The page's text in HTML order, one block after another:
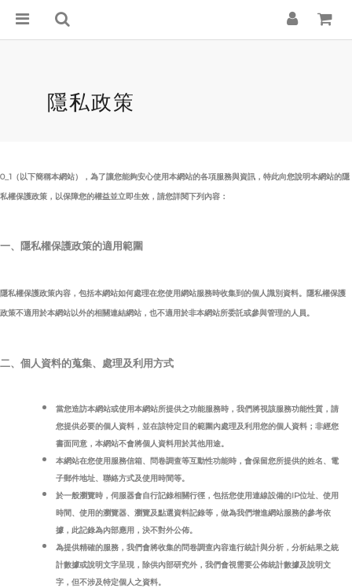
隱私政策
0_1（以下簡稱本網站），為了讓您能夠安心使用本網站的各項服務與資訊，特此向您說明本網站的隱
私權保護政策，以保障您的權益並立即生效，請您詳閱下列內容：
一、隱私權保護政策的適用範圍
隱私權保護政策內容，包括本網站如何處理在您使用網站服務時收集到的個人識別資料。隱私權保護
政策不適用於本網站以外的相關連結網站，也不適用於非本網站所委託或參與管理的人員。
二、個人資料的蒐集、處理及利用方式
當您造訪本網站或使用本網站所提供之功能服務時，我們將視該服務功能性質，請
您提供必要的個人資料，並在該特定目的範圍內處理及利用您的個人資料；非經您
書面同意，本網站不會將個人資料用於其他用途。
本網站在您使用服務信箱、問卷調查等互動性功能時，會保留您所提供的姓名、電
子郵件地址、聯絡方式及使用時間等。
於一般瀏覽時，伺服器會自行記錄相關行徑，包括您使用連線設備的IP位址、使用
時間、使用的瀏覽器、瀏覽及點選資料記錄等，做為我們增進網站服務的參考依
據，此記錄為內部應用，決不對外公佈。
為提供精確的服務，我們會將收集的問卷調查內容進行統計與分析，分析結果之統
計數據或說明文字呈現，除供內部研究外，我們會視需要公佈統計數據及說明文
字，但不涉及特定個人之資料。